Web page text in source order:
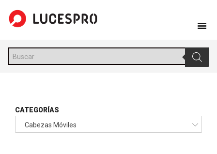
content
Búsqueda
de
productos
CATEGORÍAS
Cabezas Móviles